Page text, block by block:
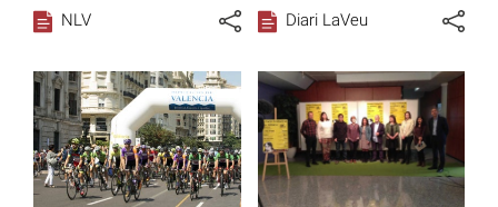
NLV Diari LaVeu